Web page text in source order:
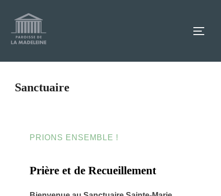
contenu
Sanctuaire
PRIONS ENSEMBLE !
Prière et de Recueillement